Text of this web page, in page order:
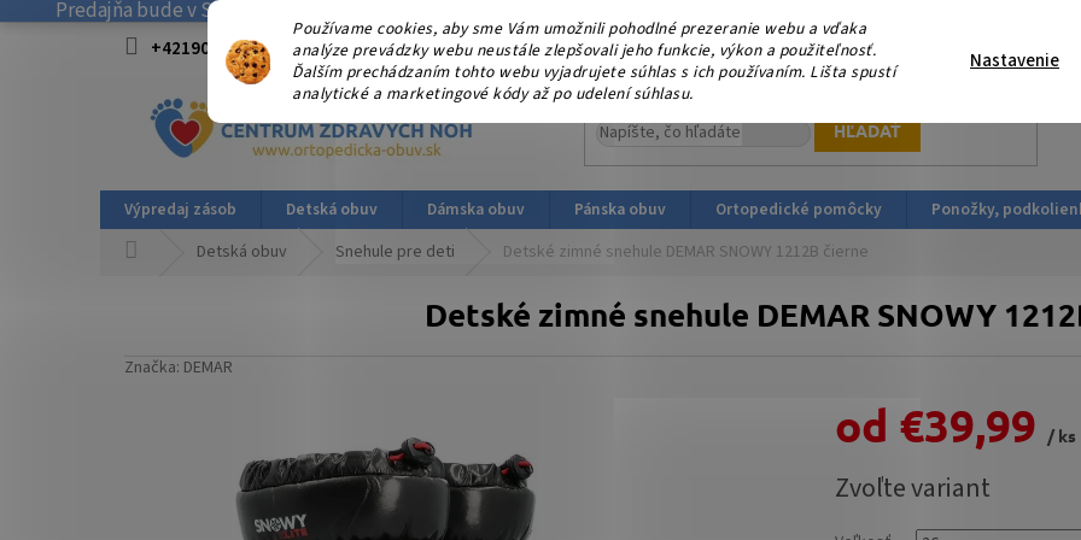
Používame cookies, aby sme Vám umožnili pohodlné prezeranie webu a vďaka
analýze prevádzky webu neustále zlepšovali jeho funkcie, výkon a použiteľnosť.
Ďalším prechádzaním tohto webu vyjadrujete súhlas s ich používaním. Lišta spustí
analytické a marketingové kódy až po udelení súhlasu.
Nastavenie
Predajňa bude v SOBOTU 08.08.2026 ZATVORENÁ! . Ďakujeme, že nás podporujete platbou v HOTOVOSTI ! V sobotu
+421908915827 od 15:00-17:00 hod. info@ortopedicka-obuv.sk
HĽADAŤ
Výpredaj zásob Detská obuv Dámska obuv Pánska obuv Ortopedické pomôcky Ponožky,
Detská obuv Snehule pre deti Detské zimné snehule DEMAR SNOWY 1212B čierne
Detské zimné snehule DEMAR SNOWY
Značka: DEMAR
od €39,99
/ ks
cena:
Zvoľte variant